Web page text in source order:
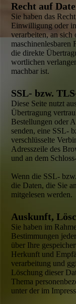
Recht auf
Sie haben das
Einwilligung oder
verarbeiten, an sich
maschinen­lesbaren
die direkte
wort­lichen
machbar ist.
SSL- bzw.
Diese Seite nutzt
Übertragung
Bestellungen oder
senden, eine SSL-
verschlüsselte
Adresszeile des
und an dem
Wenn die SSL-
die Daten, die Sie
mitgelesen werden.
Auskunft,
Sie haben im
Bestimmungen
über Ihre
Herkunft und
verarbeitung und
Löschung dieser
Thema
unter der im